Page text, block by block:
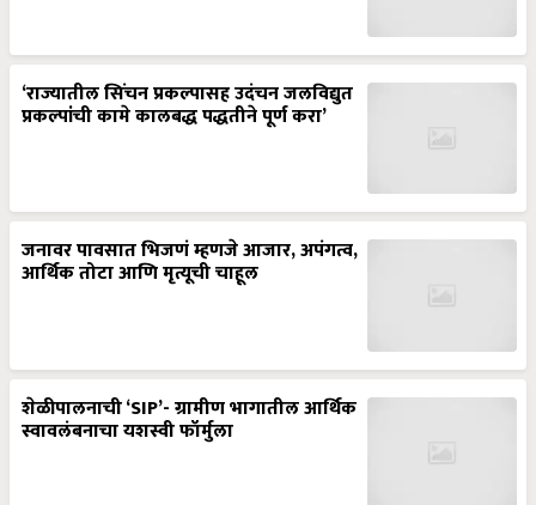
‘राज्यातील सिंचन प्रकल्पासह उदंचन जलविद्युत
प्रकल्पांची कामे कालबद्ध पद्धतीने पूर्ण करा’
जनावर पावसात भिजणं म्हणजे आजार, अपंगत्व,
आर्थिक तोटा आणि मृत्यूची चाहूल
शेळीपालनाची ‘SIP’- ग्रामीण भागातील आर्थिक
स्वावलंबनाचा यशस्वी फॉर्मुला